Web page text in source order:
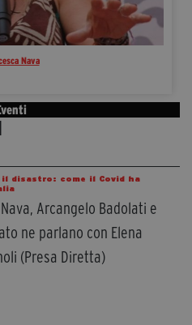
Nava
disastro: come il Covid ha
Arcangelo Badolati e
ne parlano con Elena
(Presa Diretta)